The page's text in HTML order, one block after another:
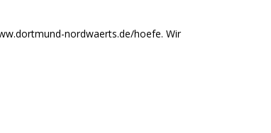
nordwaerts.de/hoefe. Wir